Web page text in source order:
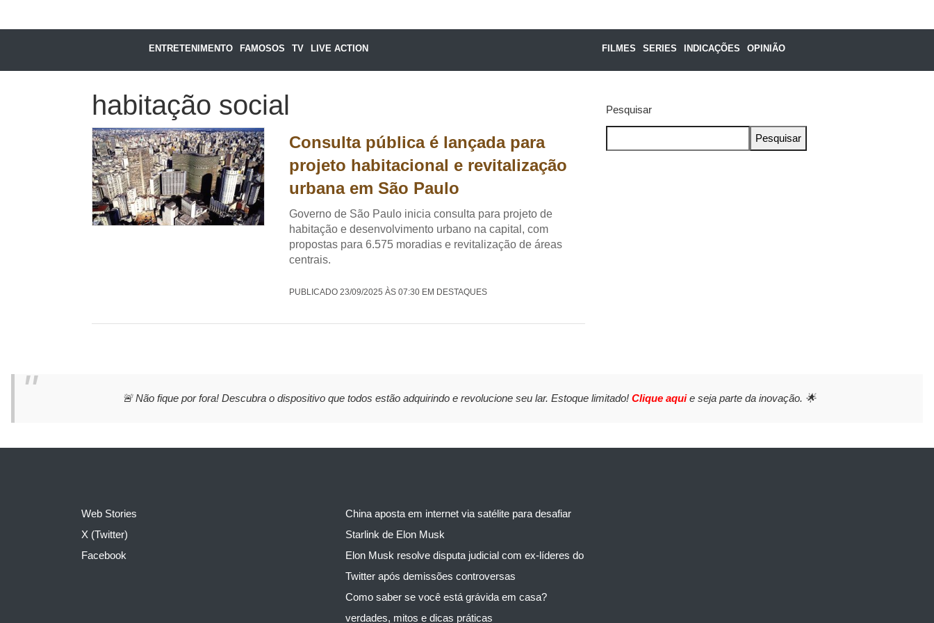
ENTRETENIMENTO FAMOSOS TV LIVE ACTION FILMES SERIES INDICAÇÕES OPINIÃO
habitação social
Consulta pública é lançada para
projeto habitacional e revitalização
urbana em São Paulo
Governo de São Paulo inicia consulta para projeto de
habitação e desenvolvimento urbano na capital, com
propostas para 6.575 moradias e revitalização de áreas
centrais.
PUBLICADO 23/09/2025 ÀS 07:30 EM DESTAQUES
Pesquisar
Pesquisar
🚨 Não fique por fora! Descubra o dispositivo que todos estão adquirindo e revolucione seu lar. Estoque limitado! Clique aquie seja parte da inovação. 🌟
Web Stories
X (Twitter)
Facebook
China aposta em internet via satélite para desafiar
Starlink de Elon Musk
Elon Musk resolve disputa judicial com ex-líderes do
Twitter após demissões controversas
Como saber se você está grávida em casa?
verdades, mitos e dicas práticas